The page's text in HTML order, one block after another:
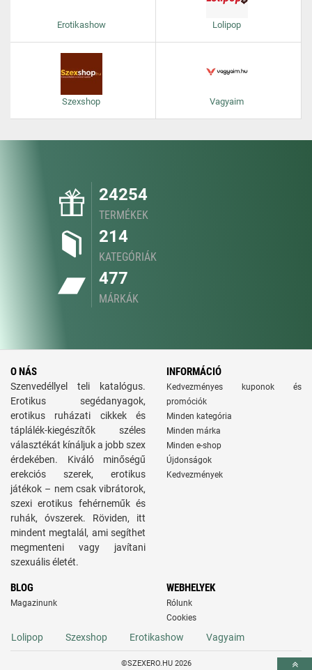
Erotikashow Lolipop
Szexshop Vagyaim
24254
TERMÉKEK
214
KATEGÓRIÁK
477
MÁRKÁK
O NÁS
Szenvedéllyel teli katalógus.
Erotikus segédanyagok,
erotikus ruházati cikkek és
táplálék-kiegészítők széles
választékát kínáljuk a jobb szex
érdekében. Kiváló minőségű
erekciós szerek, erotikus
játékok – nem csak vibrátorok,
szexi erotikus fehérneműk és
ruhák, óvszerek. Röviden, itt
mindent megtalál, ami segíthet
megmenteni vagy javítani
szexuális életét.
INFORMÁCIÓ
Kedvezményes kuponok és
promóciók
Minden kategória
Minden márka
Minden e-shop
Újdonságok
Kedvezmények
BLOG
Magazinunk
WEBHELYEK
Rólunk
Cookies
Lolipop Szexshop Erotikashow Vagyaim
©SZEXERO.HU 2026